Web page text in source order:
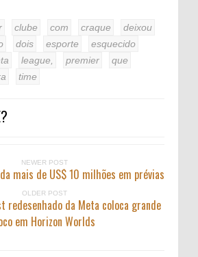
clube com craque
deixou
dois esporte
esquecido
league, premier
que
time
NEWER POST
mais de US$ 10 milhões em prévias
OLDER POST
redesenhado da Meta coloca grande
em Horizon Worlds